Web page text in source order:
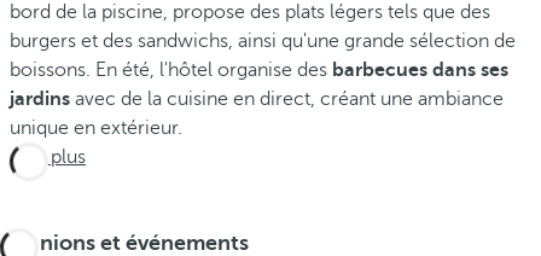
bord de la piscine, propose des plats légers tels que des
burgers et des sandwichs, ainsi qu'une grande sélection de
boissons. En été, l'hôtel organise des barbecues dans ses
jardins avec de la cuisine en direct, créant une ambiance
unique en extérieur.
Voir plus
Réunions et événements